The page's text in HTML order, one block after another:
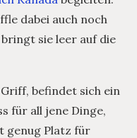
dabei auch noch
sie leer auf die
befindet sich ein
für all jene Dinge,
genug Platz für